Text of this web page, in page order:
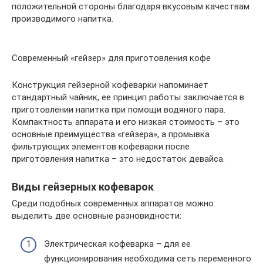
положительной стороны благодаря вкусовым качествам
производимого напитка.
Современный «гейзер» для приготовления кофе
Конструкция гейзерной кофеварки напоминает
стандартный чайник, ее принцип работы заключается в
приготовлении напитка при помощи водяного пара.
Компактность аппарата и его низкая стоимость – это
основные преимущества «гейзера», а промывка
фильтрующих элементов кофеварки после
приготовления напитка – это недостаток девайса.
Виды гейзерных кофеварок
Среди подобных современных аппаратов можно
выделить две основные разновидности:
Электрическая кофеварка – для ее
функционирования необходима сеть переменного